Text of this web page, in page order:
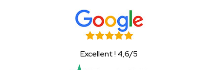
Excellent ! 4,6/5